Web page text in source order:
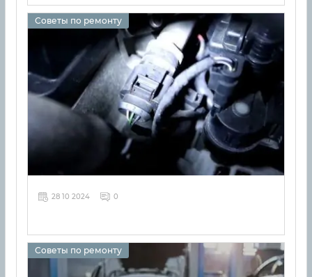
Советы по ремонту
28 10 2024 0
Советы по ремонту